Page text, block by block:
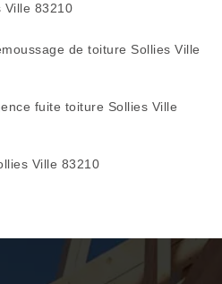
Ville 83210
de toiture Sollies Ville
fuite toiture Sollies Ville
Ville 83210